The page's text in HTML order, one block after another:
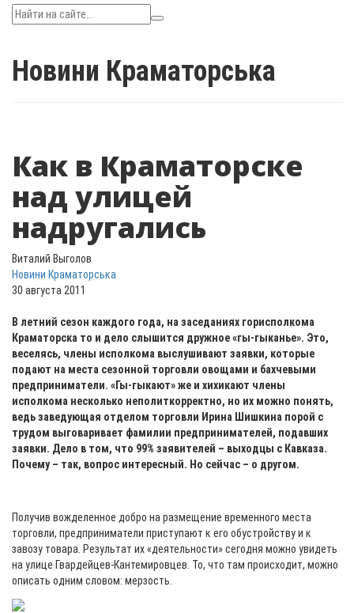
Новини Краматорська
Как в Краматорске
над улицей
надругались
Виталий Выголов
Новини Краматорська
30 августа 2011
В летний сезон каждого года, на заседаниях горисполкома
Краматорска то и дело слышится дружное «гы-гыканье». Это,
веселясь, члены исполкома выслушивают заявки, которые
подают на места сезонной торговли овощами и бахчевыми
предприниматели. «Гы-гыкают» же и хихикают члены
исполкома несколько неполиткорректно, но их можно понять,
ведь заведующая отделом торговли Ирина Шишкина порой с
трудом выговаривает фамилии предпринимателей, подавших
заявки. Дело в том, что 99% заявителей – выходцы с Кавказа.
Почему – так, вопрос интересный. Но сейчас – о другом.
Получив вожделенное добро на размещение временного места
торговли, предприниматели приступают к его обустройству и к
завозу товара. Результат их «деятельности» сегодня можно увидеть
на улице Гвардейцев-Кантемировцев. То, что там происходит, можно
описать одним словом: мерзость.